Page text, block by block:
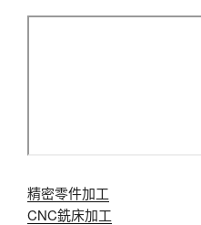
精密零件加工
CNC銑床加工